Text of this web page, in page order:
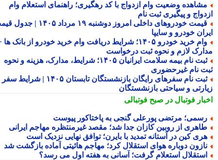
وضعیت وام ازدواج با کد رهگیری؛ راهنمای استعلام وام
و پیگیری ثبت نام
قیمت خودروهای داخلی امروز دوشنبه ۱۹ مرداد ۱۴۰۵ | جدول قیمت
خودرو و سایپا
وام خرید خودرو ۱۴۰۵؛ شرایط دریافت وام خرید خودرو از بانک ها +
لازم و نحوه ثبت درخواست
ثبت نام بیمه سلامت ایرانیان ۱۴۰۵؛ شرایط، مدارک، هزینه و نحوه
نام غیرحضوری
ثبت نام سفرهای رایگان بازنشستگان تابستان ۱۴۰۵ | شرایط سفر
و سیاحتی بازنشستگان
فوتبال در صبح فوتبالی
مرتضی پورعلی گنجی به پاختاکور پیوست
از روبین کازان جدا شد؛ مقصد غیرمنتظره مهاجم ایرانی
کین در آستانه تمدید با بایرن؛ توافق نهایی نزدیک است
دوباره هوای استقلال کرد؛ مهاجم هائیتی آماده بازگشت شد
استعلام گرفت؛ آسانی به هفته اول می رسد؟